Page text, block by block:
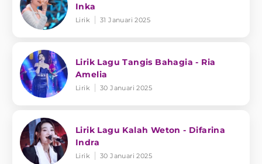
Inka
Lirik 31 Januari 2025
Lirik Lagu Tangis Bahagia - Ria
Amelia
Lirik 30 Januari 2025
Lirik Lagu Kalah Weton - Difarina
Indra
Lirik 30 Januari 2025